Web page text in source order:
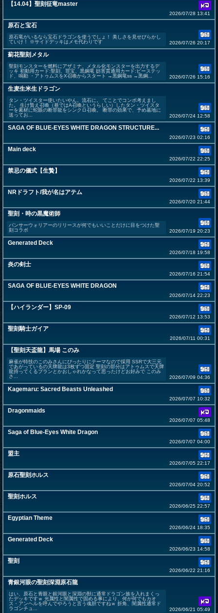
【14.04】聖刻征竜master
2026/07/28 13:41
原石と宝石
原石竜がいるなら宝石ドラゴンを使うでしょ！ 美しさを見せびらかし
ていけ！ ※サイドデッキはメモ代わりです
2026/07/26 20:17
薊花聖刻メタル
聖刻モンスターを燃料にアザミナ、メタル化モンスターを出力するデ
ッキ 初動用カード:聖刻、罪宝、黒鋼竜 妨害貫通用カード:ビーステッ
ド、鳴動 ・アトゥムスをX召喚からスタート →黒鋼竜ss →黒鋼...
2026/07/26 15:16
生麦生米生ドラゴン
タン・ツイスター使いたいやん。流石に。 てことでコンボ考えまし
た。 生け贄え召喚（巷ではA召喚というらしい）したタン・ツイスタ
ーを素材に蛇眼の断罪龍をシンクロ召喚。 断罪の効果で、予め墓地に
送ってお...
2026/07/24 12:58
SAGA OF BLUE-EYES WHITE DRAGON STRUCTURE...
2026/07/23 02:16
Main deck
2026/07/22 22:25
禁忌の儀式【生贄】
2026/07/22 13:39
NRドラフト/我が名はアテム
2026/07/20 21:44
聖刻・時の黒魔術師
パンサーウォリアーのリリースが何でもいいことだけに目をつけた聖
刻コラボ
2026/07/19 20:23
Generated Deck
2026/07/18 19:58
炎の剣士
2026/07/16 21:54
SAGA OF BLUE-EYES WHITE DRAGON
2026/07/14 22:23
【ハイランダー】SP-09
2026/07/12 13:53
聖刻騎士ガイア
2026/07/11 00:31
【聖刻天盃龍】馬場 このみ
麻雀が特技のこのみさんにぴったりにテーマなので採用 SSRで大三元
であがっているの天牌龍は3枚ずつ固定 聖刻の部分はアトゥムスで天牌
龍持ってくるプランとかおしゃれかなって思ったけどお好みで このみ
さ...
2026/07/09 04:36
Kagemaru: Sacred Beasts Unleashed
2026/07/07 10:32
Dragonmaids
2026/07/07 05:48
Saga of Blue-Eyes White Dragon
2026/07/07 04:00
盟主
2026/07/05 22:17
原石聖刻ホルス
2026/07/04 20:52
聖刻ホルス
2026/06/25 22:57
Egyptian Theme
2026/06/24 18:35
Generated Deck
2026/06/23 14:58
聖刻
2026/06/22 21:16
青銀河眼の聖刻深淵原石龍
はい、原石と青眼と銀河眼と深淵の獣に通常ドラゴン族を入れまくっ
たデッキですｗ 光属性と闇属性で固める事により、何が何でもカオ
ス・アンヘルを呼んでやろうと言う魂胆ですねｗ 折角、闇属性通常ド
ラゴンチュ...
2026/06/21 05:49